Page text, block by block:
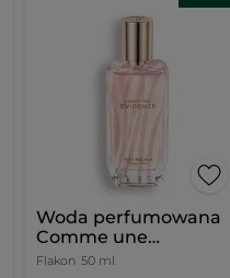
Woda perfumowana
Comme une
Evidence 50 ml
Flakon 50 ml